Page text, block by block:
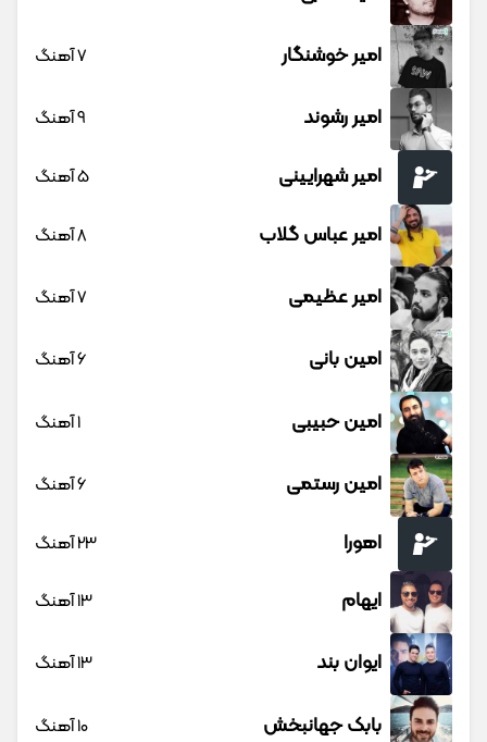
امیر خوشنگار 7 آهنگ
امیر رشوند 9 آهنگ
امیر شهرایینی 5 آهنگ
امیر عباس گلاب 8 آهنگ
امیر عظیمی 7 آهنگ
امین بانی 6 آهنگ
امین حبیبی 1 آهنگ
امین رستمی 6 آهنگ
اهورا 23 آهنگ
ایهام 13 آهنگ
ایوان بند 13 آهنگ
بابک جهانبخش 10 آهنگ